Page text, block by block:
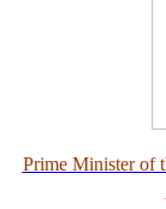
Prime Minister of